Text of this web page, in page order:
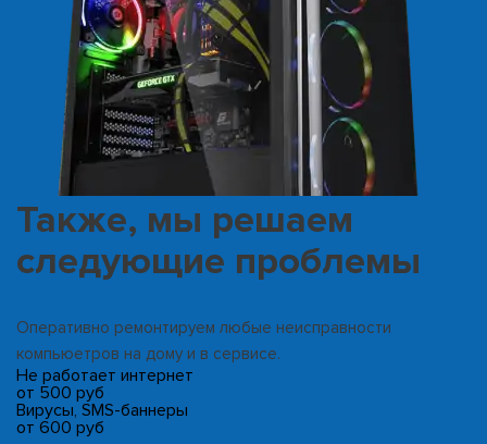
Также, мы решаем
следующие проблемы
Оперативно ремонтируем любые неисправности
компьюетров на дому и в сервисе.
Не работает интернет
от 500 руб
Вирусы, SMS-баннеры
от 600 руб